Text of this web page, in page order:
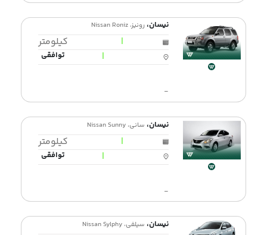
نیسان،رونیز، Nissan Roniz
|
کیلومتر
|
توافقی
-
نیسان، سانی، Nissan Sunny
|
کیلومتر
|
توافقی
-
نیسان، سیلفی، Nissan Sylphy